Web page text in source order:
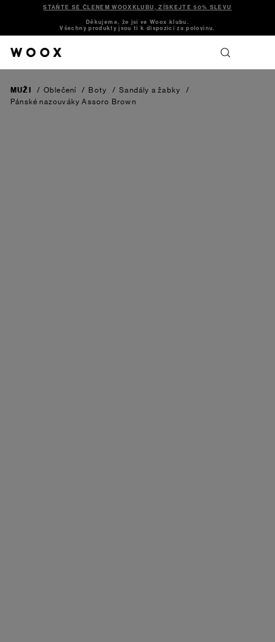
STAŇTE SE ČLENEM WOOXKLUBU, ZÍSKEJTE 50% SLEVU
Děkujeme, že jsi ve Woox klubu.
Všechny produkty jsou ti k dispozici za polovinu.
MUŽI / Oblečení / Boty / Sandály a žabky
/
Pánské nazouváky Assoro Brown